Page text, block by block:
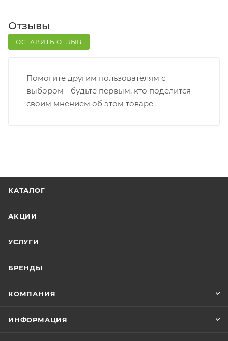
оценить состояние коробки: вес, целостность.
Вскрывать коробку самостоятельно вы можете
не должна превышать 100 000 р.
Отзывы
ОСТАВИТЬ ОТЗЫВ
Помогите другим пользователям с
выбором - будьте первым, кто поделится
своим мнением об этом товаре
КАТАЛОГ
АКЦИИ
УСЛУГИ
БРЕНДЫ
КОМПАНИЯ
ИНФОРМАЦИЯ